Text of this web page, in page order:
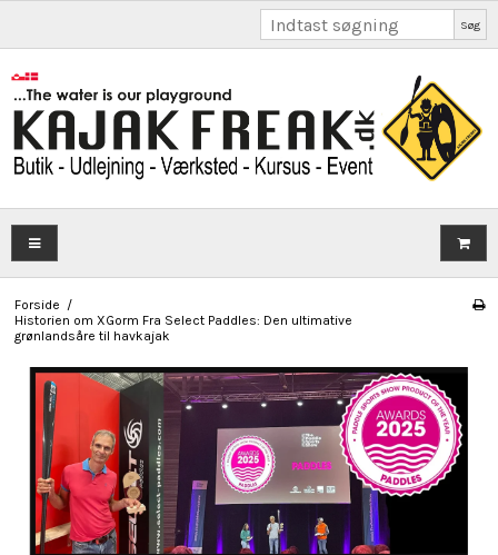
Søg
Forside /
Historien om XGorm Fra Select Paddles: Den ultimative
grønlandsåre til havkajak